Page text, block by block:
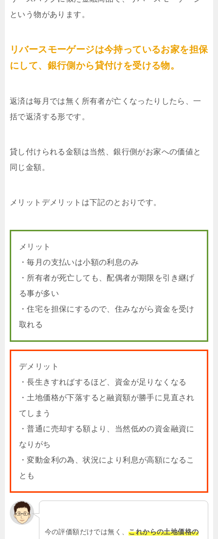
という物があります。
リバースモーゲージは今持っているお家を担保
にして、銀行側から貸付けを受ける物。
返済は毎月では無く所有者が亡くなったりしたら、一
括で返済する形です。
貸し付けられる金額は当然、銀行側がお家への価値と
同じ金額。
メリットデメリットは下記のとおりです。
メリット
・毎月の支払いは小額の利息のみ
・所有者が死亡しても、配偶者が期限を引き継げ
る事が多い
・住宅を担保にするので、住みながら資金を受け
取れる
デメリット
・長生きすればするほど、資金が足りなくなる
・土地価格が下落すると融資額が勝手に見直され
てしまう
・普通に売却する額より、当然低めの資金融資に
なりがち
・変動金利の為、状況により利息が高額になるこ
とも
今の評価額だけでは無く、これからの土地価格の